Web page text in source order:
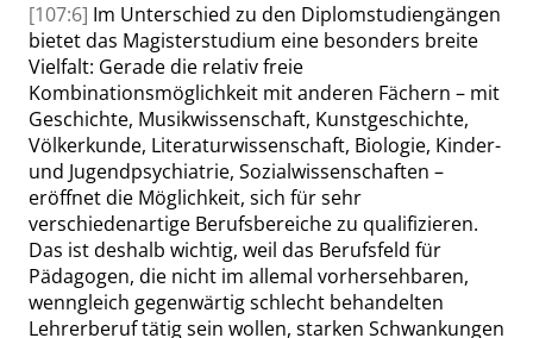
[107:6] Im Unterschied zu den Diplomstudiengängen
bietet das Magisterstudium eine besonders breite
Vielfalt: Gerade die relativ freie
Kombinationsmöglichkeit mit anderen Fächern – mit
Geschichte, Musikwissenschaft, Kunstgeschichte,
Völkerkunde, Literaturwissenschaft, Biologie, Kinder-
und Jugendpsychiatrie, Sozialwissenschaften –
eröffnet die Möglichkeit, sich für sehr
verschiedenartige Berufsbereiche zu qualifizieren.
Das ist deshalb wichtig, weil das Berufsfeld für
Pädagogen, die nicht im allemal vorhersehbaren,
wenngleich gegenwärtig schlecht behandelten
Lehrerberuf tätig sein wollen, starken Schwankungen